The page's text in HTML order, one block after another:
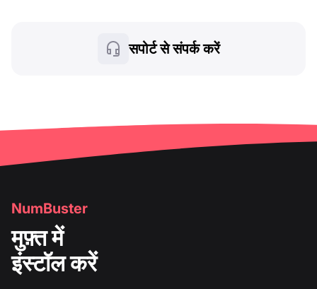
सपोर्ट से संपर्क करें
NumBuster
मुफ़्त में
इंस्टॉल करें